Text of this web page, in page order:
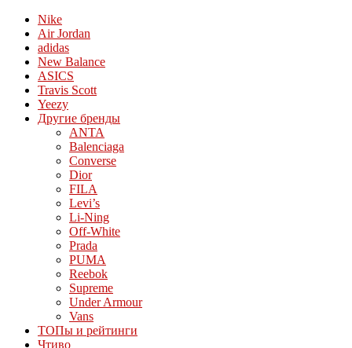
Nike
Air Jordan
adidas
New Balance
ASICS
Travis Scott
Yeezy
Другие бренды
ANTA
Balenciaga
Converse
Dior
FILA
Levi’s
Li-Ning
Off-White
Prada
PUMA
Reebok
Supreme
Under Armour
Vans
ТОПы и рейтинги
Чтиво